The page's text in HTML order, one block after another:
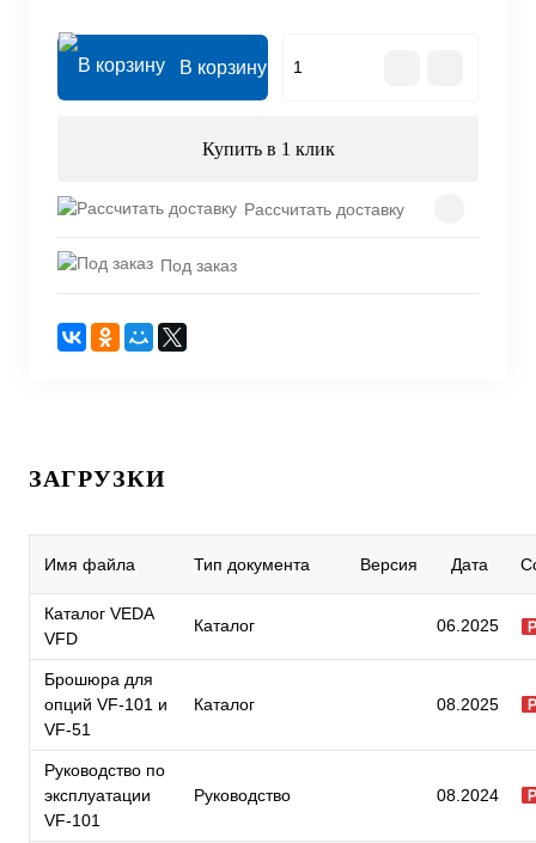
В корзину
Купить в 1 клик
Рассчитать доставку
Под заказ
ЗАГРУЗКИ
Имя файла Тип документа Версия Дата
Каталог VEDA
VFD
Каталог 06.2025
Брошюра для
опций VF-101 и
VF-51
Каталог 08.2025
Руководство по
эксплуатации
VF-101
Руководство 08.2024